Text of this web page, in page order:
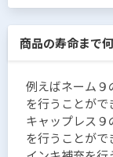
商品の寿命まで
例えばネーム９
を行うことがで
キャップレス
を行うことがで